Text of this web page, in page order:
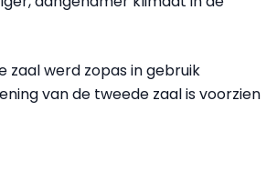
zaal werd zopas in gebruik
van de tweede zaal is voorzien